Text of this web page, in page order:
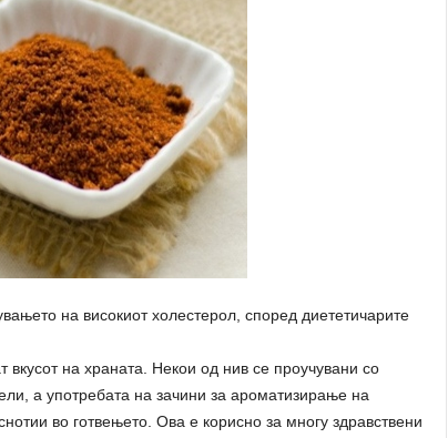
на високиот холестерол, според диететичарите
на храната. Некои од нив се проучувани со
а употребата на зачини за ароматизирање на
во готвењето. Ова е корисно за многу здравствени